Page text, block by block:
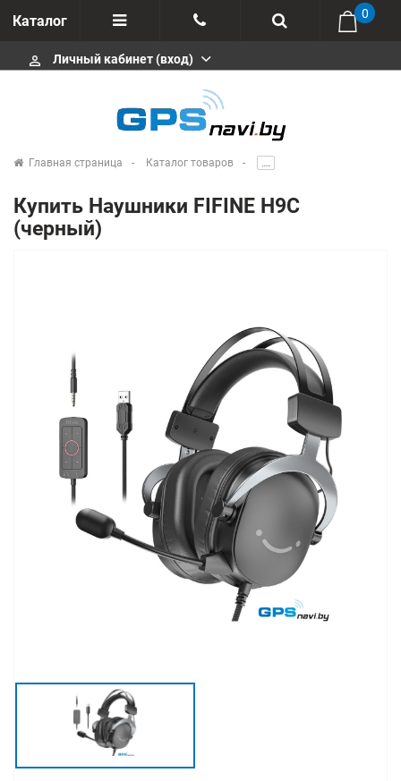
Каталог
Отзывы
+375 291646666
msa333
info@gpsnavi.by
0
perm_identity Личный кабинет (вход)
Главная страница Каталог товаров .....
Купить Наушники FIFINE H9C
(черный)